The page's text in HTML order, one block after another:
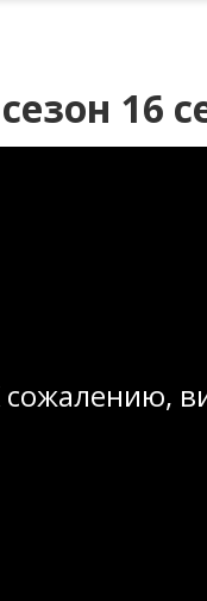
16
сожалению,